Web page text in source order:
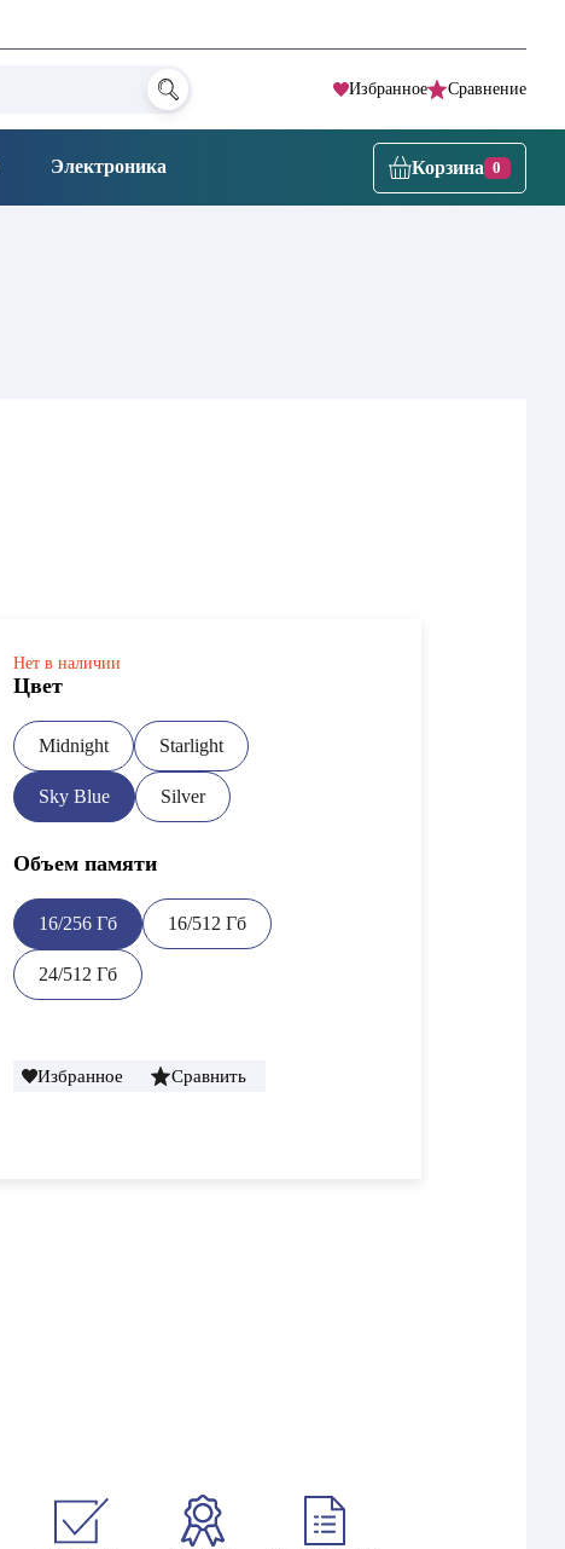
Избранное Сравнение
Электроника Корзина 0
Нет в наличии
Цвет
Midnight Starlight
Sky Blue Silver
Объем памяти
16/256 Гб 16/512 Гб
24/512 Гб
Избранное Сравнить